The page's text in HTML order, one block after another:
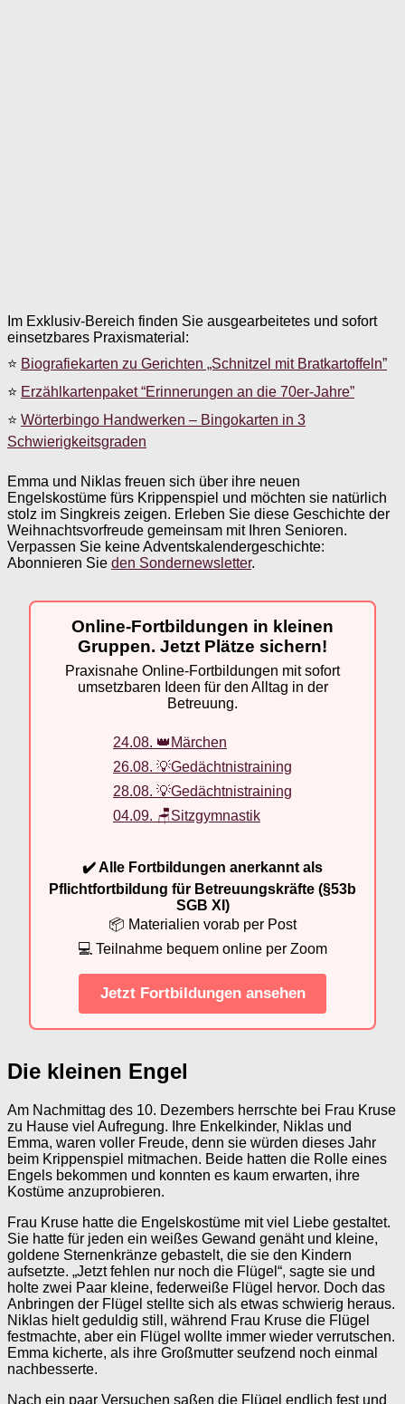
Im Exklusiv-Bereich finden Sie ausgearbeitetes und sofort
einsetzbares Praxismaterial:
⭐ Biografiekarten zu Gerichten „Schnitzel mit Bratkartoffeln”
⭐ Erzählkartenpaket “Erinnerungen an die 70er-Jahre”
⭐ Wörterbingo Handwerken – Bingokarten in 3
Schwierigkeitsgraden
Emma und Niklas freuen sich über ihre neuen
Engelskostüme fürs Krippenspiel und möchten sie natürlich
stolz im Singkreis zeigen. Erleben Sie diese Geschichte der
Weihnachtsvorfreude gemeinsam mit Ihren Senioren.
Verpassen Sie keine Adventskalendergeschichte:
Abonnieren Sie den Sondernewsletter.
Online-Fortbildungen in kleinen
Gruppen. Jetzt Plätze sichern!
Praxisnahe Online-Fortbildungen mit sofort
umsetzbaren Ideen für den Alltag in der
Betreuung.
24.08. 👑Märchen
26.08. 💡Gedächtnistraining
28.08. 💡Gedächtnistraining
04.09. 🪑Sitzgymnastik
✔️ Alle Fortbildungen anerkannt als
Pflichtfortbildung für Betreuungskräfte (§53b
SGB XI)
📦 Materialien vorab per Post
💻 Teilnahme bequem online per Zoom
Jetzt Fortbildungen ansehen
Die kleinen Engel
Am Nachmittag des 10. Dezembers herrschte bei Frau Kruse
zu Hause viel Aufregung. Ihre Enkelkinder, Niklas und
Emma, waren voller Freude, denn sie würden dieses Jahr
beim Krippenspiel mitmachen. Beide hatten die Rolle eines
Engels bekommen und konnten es kaum erwarten, ihre
Kostüme anzuprobieren.
Frau Kruse hatte die Engelskostüme mit viel Liebe gestaltet.
Sie hatte für jeden ein weißes Gewand genäht und kleine,
goldene Sternenkränze gebastelt, die sie den Kindern
aufsetzte. „Jetzt fehlen nur noch die Flügel“, sagte sie und
holte zwei Paar kleine, federweiße Flügel hervor. Doch das
Anbringen der Flügel stellte sich als etwas schwierig heraus.
Niklas hielt geduldig still, während Frau Kruse die Flügel
festmachte, aber ein Flügel wollte immer wieder verrutschen.
Emma kicherte, als ihre Großmutter seufzend noch einmal
nachbesserte.
Nach ein paar Versuchen saßen die Flügel endlich fest und